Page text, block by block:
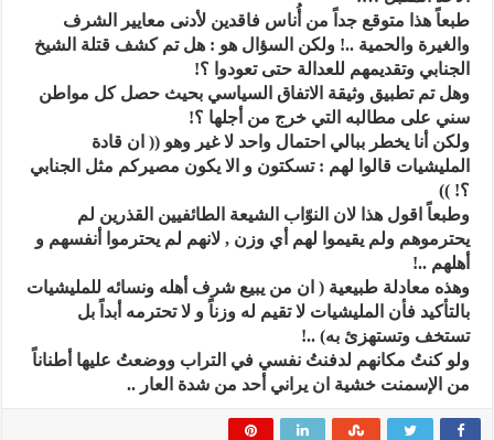
طبعاً هذا متوقع جداً من أُناس فاقدين لأدنى معايير الشرف
والغيرة والحمية ..! ولكن السؤال هو : هل تم كشف قتلة الشيخ
الجنابي وتقديمهم للعدالة حتى تعودوا ؟!
وهل تم تطبيق وثيقة الاتفاق السياسي بحيث حصل كل مواطن
سني على مطالبه التي خرج من أجلها ؟!
ولكن أنا يخطر ببالي احتمال واحد لا غير وهو (( ان قادة
المليشيات قالوا لهم : تسكتون و الا يكون مصيركم مثل الجنابي
؟! ))
وطبعاً اقول هذا لان النوّاب الشيعة الطائفيين القذرين لم
يحترموهم ولم يقيموا لهم أي وزن , لانهم لم يحترموا أنفسهم و
أهلهم ..!
وهذه معادلة طبيعية ( ان من يبيع شرف أهله ونسائه للمليشيات
بالتأكيد فأن المليشيات لا تقيم له وزناً و لا تحترمه أبداً بل
تستخف وتستهزئ به) ..!
ولو كنتُ مكانهم لدفنتُ نفسي في التراب ووضعتُ عليها أطناناً
من الإسمنت خشية ان يراني أحد من شدة العار ..